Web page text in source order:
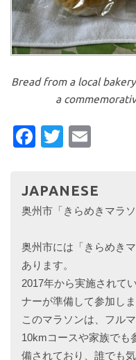
Bread from a local
a
Facebook
Twitter
JAPANESE
奥州市「きらめきマラソ
奥州市には「きらめき
あります。
2017年から実施されて
ナーが準備して参加しま
このマラソンは、フル
10kmコースや家族でも
備されており、誰でも